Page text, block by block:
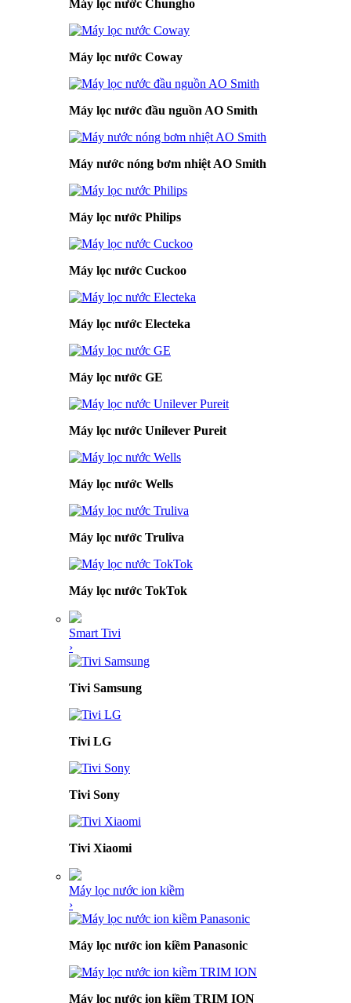
Máy lọc nước Chungho
Máy lọc nước Coway
Máy lọc nước đầu nguồn AO Smith
Máy nước nóng bơm nhiệt AO Smith
Máy lọc nước Philips
Máy lọc nước Cuckoo
Máy lọc nước Electeka
Máy lọc nước GE
Máy lọc nước Unilever Pureit
Máy lọc nước Wells
Máy lọc nước Truliva
Máy lọc nước TokTok
Smart Tivi
›
Tivi Samsung
Tivi LG
Tivi Sony
Tivi Xiaomi
Máy lọc nước ion kiềm
›
Máy lọc nước ion kiềm Panasonic
Máy lọc nước ion kiềm TRIM ION